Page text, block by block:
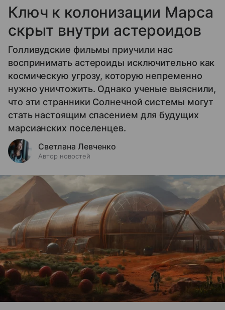
Ключ к колонизации Марса
скрыт внутри астероидов
Голливудские фильмы приучили нас
воспринимать астероиды исключительно как
космическую угрозу, которую непременно
нужно уничтожить. Однако ученые выяснили,
что эти странники Солнечной системы могут
стать настоящим спасением для будущих
марсианских поселенцев.
Светлана Левченко
Автор новостей